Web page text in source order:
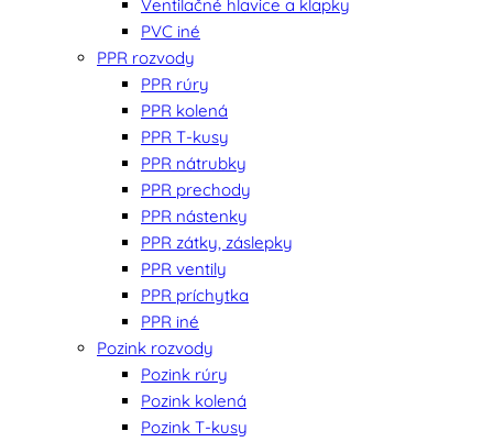
Ventilačné hlavice a klapky
PVC iné
PPR rozvody
PPR rúry
PPR kolená
PPR T-kusy
PPR nátrubky
PPR prechody
PPR nástenky
PPR zátky, záslepky
PPR ventily
PPR príchytka
PPR iné
Pozink rozvody
Pozink rúry
Pozink kolená
Pozink T-kusy